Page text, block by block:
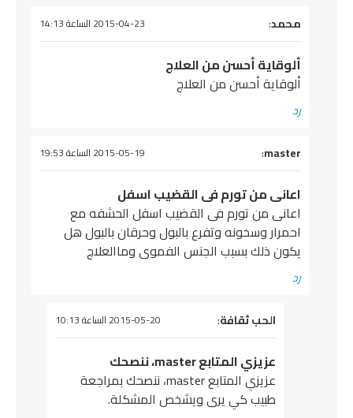
2015-04-23 الساعة 14:13
ألوقاية أحسن من العلاج
ألوقاية أحسن من العلاج
master
: 2015-05-19 الساعة 19:53
اعانى من تورم فى القضيب اسفل
اعانى من تورم فى القضيب اسفل الحشفه مع
احمرار وسخونه وتفرع بالبول وحرقان بالبول هل
يكون ذلك بسبب الجنس الفموى وماالعلاج
الحب ثقافة: 2015-05-20 الساعة 10:13
عزيزي المتابع master، ننصحك
عزيزي المتابع master، ننصحك بمراجعة
طبيب كي يرى ويشخص المشكلة.